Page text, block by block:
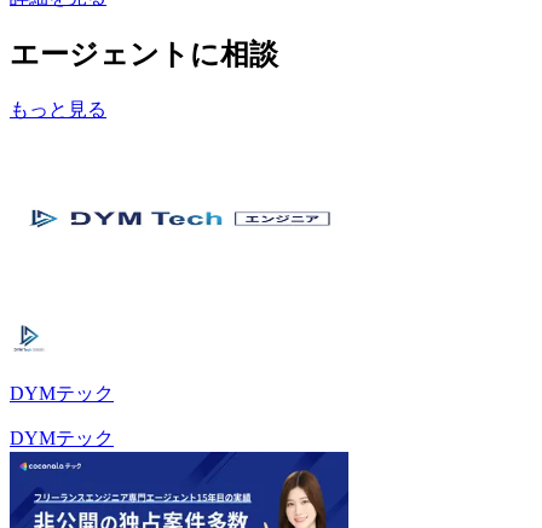
エージェントに相談
もっと見る
DYMテック
DYMテック